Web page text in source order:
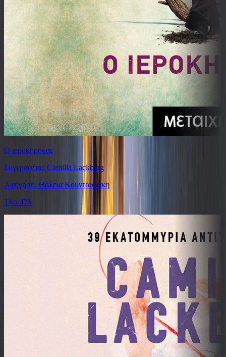
Ο ιεροκήρυκας
Συγγραφέας: Camilla Lackberg
Αφήγηση: Θάλεια Κουντουράκη
14ω 47λ